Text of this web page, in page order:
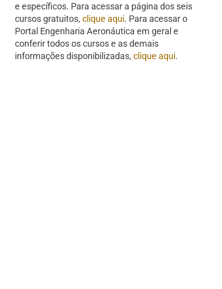
e específicos. Para acessar a página dos seis
cursos gratuitos, clique aqui. Para acessar o
Portal Engenharia Aeronáutica em geral e
conferir todos os cursos e as demais
informações disponibilizadas, clique aqui.